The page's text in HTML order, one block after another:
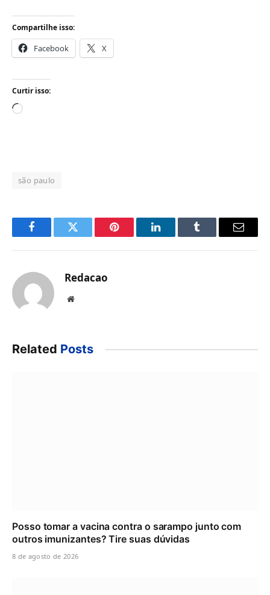
Compartilhe isso:
Facebook X
Curtir isso:
Carregando...
são paulo
FacebookTwitter Pinterest LinkedInTumblr Email
Redacao
Website
Related Posts
Posso tomar a vacina contra o sarampo junto com
outros imunizantes? Tire suas dúvidas
8 de agosto de 2026